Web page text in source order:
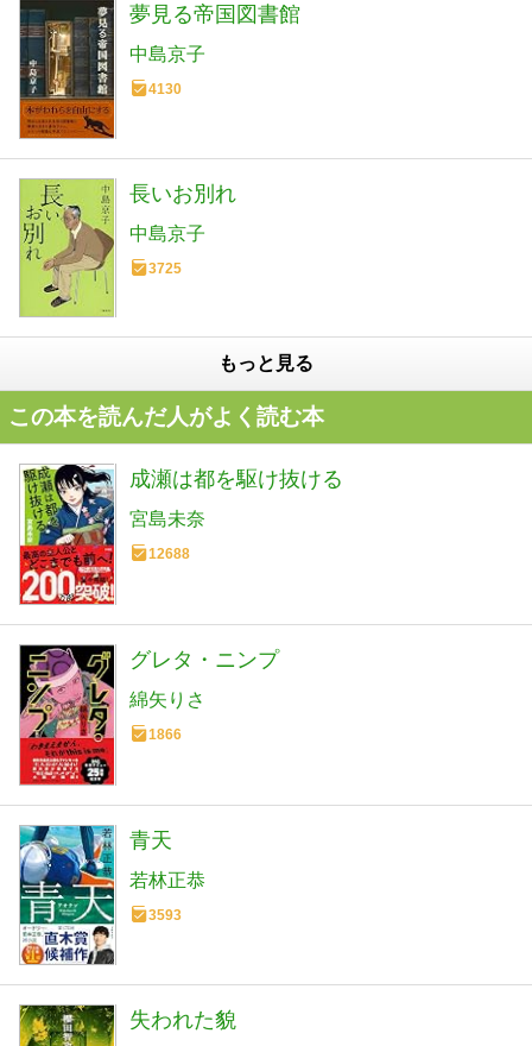
夢見る帝国図書館
中島京子
4130
長いお別れ
中島京子
3725
もっと見る
この本を読んだ人がよく読む本
成瀬は都を駆け抜ける
宮島未奈
12688
グレタ・ニンプ
綿矢りさ
1866
青天
若林正恭
3593
失われた貌